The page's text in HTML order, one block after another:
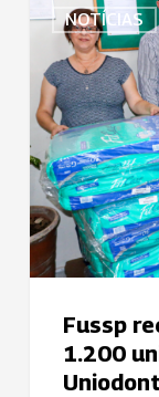
NOTÍCIAS
recebe
doação
de
mais
de
1.200
unidades
de
fraldas
da
Uniodonto
Fussp
1.200